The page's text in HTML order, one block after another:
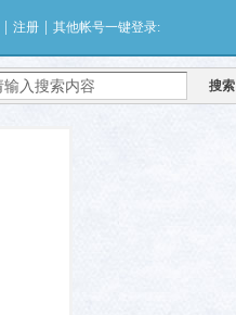
注册 其他帐号一键登录:
搜索